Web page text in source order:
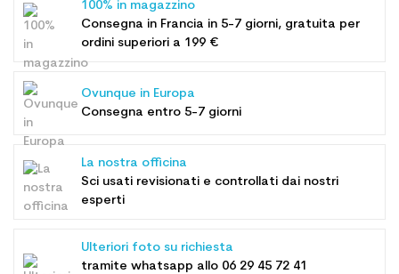
100% in magazzino
Consegna in Francia in 5-7 giorni, gratuita per
ordini superiori a 199 €
Ovunque in Europa
Consegna entro 5-7 giorni
La nostra officina
Sci usati revisionati e controllati dai nostri
esperti
Ulteriori foto su richiesta
tramite whatsapp allo 06 29 45 72 41